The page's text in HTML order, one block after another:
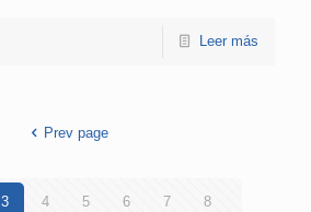
Leer más
Prev page
3 4 5 6 7 8